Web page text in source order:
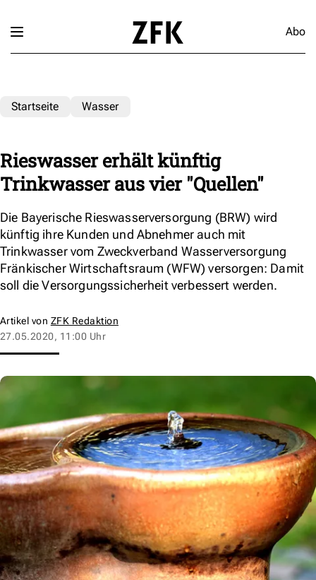
Abo
Startseite Wasser
Rieswasser erhält künftig
Trinkwasser aus vier "Quellen"
Die Bayerische Rieswasserversorgung (BRW) wird
künftig ihre Kunden und Abnehmer auch mit
Trinkwasser vom Zweckverband Wasserversorgung
Fränkischer Wirtschaftsraum (WFW) versorgen: Damit
soll die Versorgungssicherheit verbessert werden.
Artikel von ZFK Redaktion
27.05.2020, 11:00 Uhr